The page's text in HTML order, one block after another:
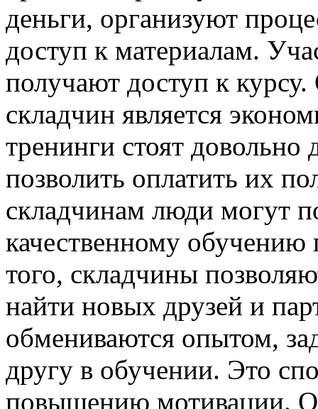
деньги, организуют
доступ к материалам.
получают доступ к
складчин является
тренинги стоят
позволить оплатить их
складчинам люди могут
качественному
того, складчины
найти новых друзей и
обмениваются опытом,
другу в обучении. Это
повышению мотивации.